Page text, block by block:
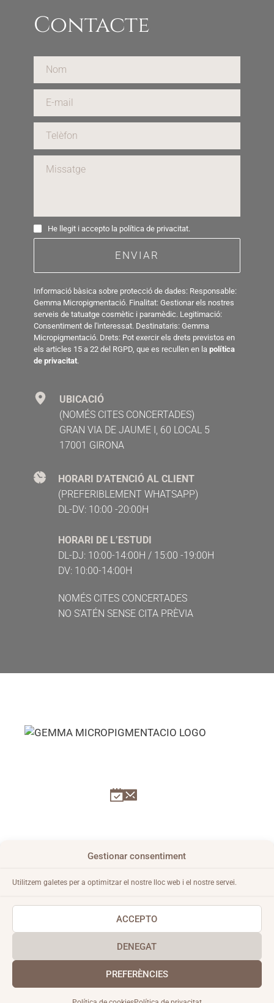
Gestionar consentiment
Utilitzem galetes per a optimitzar el nostre lloc web i el nostre servei.
ACCEPTO
DENEGAT
PREFERÈNCIES
Contacte
He llegit i accepto la política de privacitat.
ENVIAR
Informació bàsica sobre protecció de dades: Responsable:
Gemma Micropigmentació. Finalitat: Gestionar els nostres
serveis de tatuatge cosmètic i paramèdic. Legitimació:
Micropigmentació. Drets: Pot exercir els drets previstos en
els articles 15 a 22 del RGPD, que es recullen en la política
de privacitat.
UBICACIÓ
(NOMÉS CITES CONCERTADES)
GRAN VIA DE JAUME I, 60 LOCAL 5
17001 GIRONA
HORARI D’ATENCIÓ AL CLIENT
(PREFERIBLEMENT WHATSAPP)
DL-DV: 10:00 -20:00H
HORARI DE L’ESTUDI
DL-DJ: 10:00-14:00H / 15:00 -19:00H
DV: 10:00-14:00H
NOMÉS CITES CONCERTADES
NO S'ATÉN SENSE CITA PRÈVIA
POLÍTICA DE PRIVACITAT